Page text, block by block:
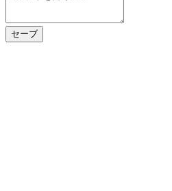
セーブ